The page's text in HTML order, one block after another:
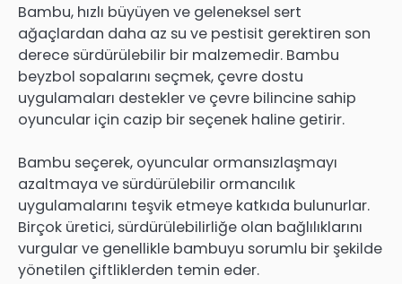
Bambu, hızlı büyüyen ve geleneksel sert
ağaçlardan daha az su ve pestisit gerektiren son
derece sürdürülebilir bir malzemedir. Bambu
beyzbol sopalarını seçmek, çevre dostu
uygulamaları destekler ve çevre bilincine sahip
oyuncular için cazip bir seçenek haline getirir.
Bambu seçerek, oyuncular ormansızlaşmayı
azaltmaya ve sürdürülebilir ormancılık
uygulamalarını teşvik etmeye katkıda bulunurlar.
Birçok üretici, sürdürülebilirliğe olan bağlılıklarını
vurgular ve genellikle bambuyu sorumlu bir şekilde
yönetilen çiftliklerden temin eder.